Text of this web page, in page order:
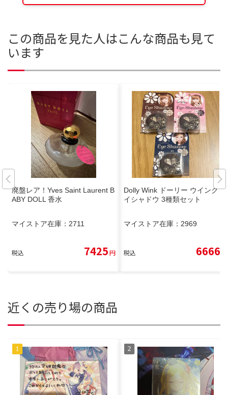
この商品を見た人はこんな商品も見て
います
廃盤レア！Yves Saint Laurent B
ABY DOLL 香水
マイストア在庫： 2711
税込 7425円
Dolly Wink ドーリー ウインク ア
イシャドウ 3種類セット
マイストア在庫： 2969
税込 6666
近くの売り場の商品